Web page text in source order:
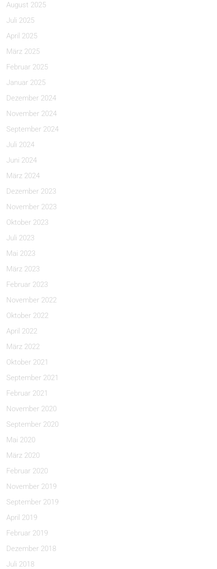
August 2025
Juli 2025
April 2025
März 2025
Februar 2025
Januar 2025
Dezember 2024
November 2024
September 2024
Juli 2024
Juni 2024
März 2024
Dezember 2023
November 2023
Oktober 2023
Juli 2023
Mai 2023
März 2023
Februar 2023
November 2022
Oktober 2022
April 2022
März 2022
Oktober 2021
September 2021
Februar 2021
November 2020
September 2020
Mai 2020
März 2020
Februar 2020
November 2019
September 2019
April 2019
Februar 2019
Dezember 2018
Juli 2018